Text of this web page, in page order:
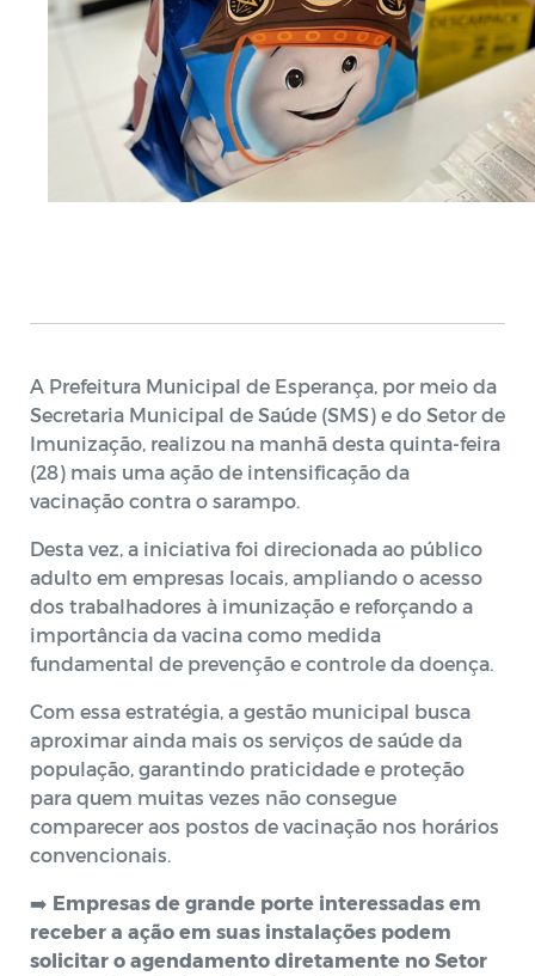
A Prefeitura Municipal de Esperança, por meio da
Secretaria Municipal de Saúde (SMS) e do Setor de
Imunização, realizou na manhã desta quinta-feira
(28) mais uma ação de intensificação da
vacinação contra o sarampo.
Desta vez, a iniciativa foi direcionada ao público
adulto em empresas locais, ampliando o acesso
dos trabalhadores à imunização e reforçando a
importância da vacina como medida
fundamental de prevenção e controle da doença.
Com essa estratégia, a gestão municipal busca
aproximar ainda mais os serviços de saúde da
população, garantindo praticidade e proteção
para quem muitas vezes não consegue
comparecer aos postos de vacinação nos horários
convencionais.
➡️ Empresas de grande porte interessadas em
receber a ação em suas instalações podem
solicitar o agendamento diretamente no Setor